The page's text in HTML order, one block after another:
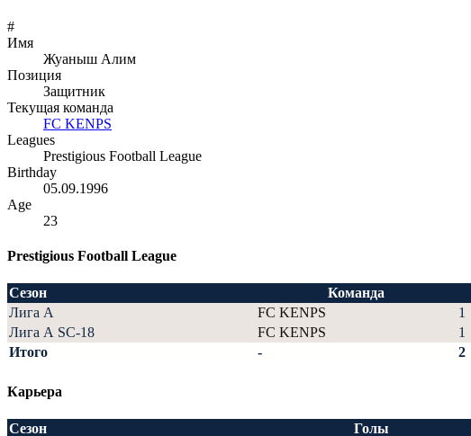
#
Имя
Жуаныш Алим
Позиция
Защитник
Текущая команда
FC KENPS
Leagues
Prestigious Football League
Birthday
05.09.1996
Age
23
Prestigious Football League
Сезон Команда
Лига А
FC KENPS 1
Лига А SC-18
FC KENPS 1
Итого
- 2
Карьера
Сезон Голы